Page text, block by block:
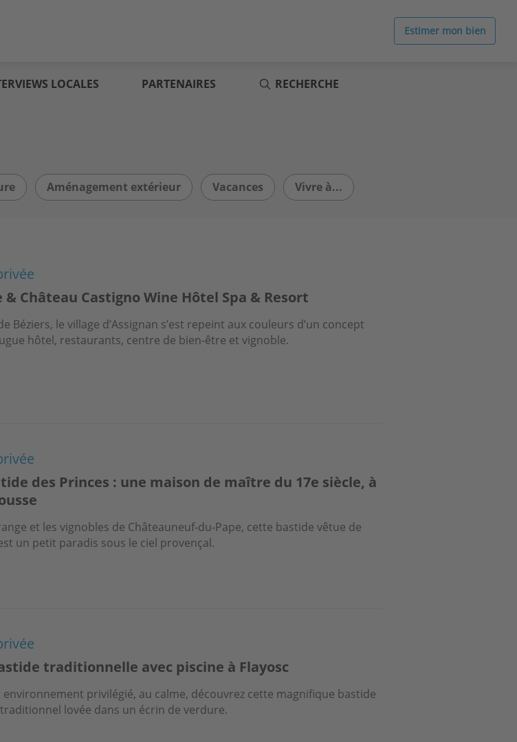
Estimer mon bien
LOCALES PARTENAIRES RECHERCHE
Aménagement extérieur Vacances Vivre à...
& Château Castigno Wine Hôtel Spa & Resort
Béziers, le village d’Assignan s’est repeint aux couleurs d’un concept
hôtel, restaurants, centre de bien-être et vignoble.
des Princes : une maison de maître du 17e siècle, à
et les vignobles de Châteauneuf-du-Pape, cette bastide vêtue de
un petit paradis sous le ciel provençal.
traditionnelle avec piscine à Flayosc
environnement privilégié, au calme, découvrez cette magnifique bastide
lovée dans un écrin de verdure.